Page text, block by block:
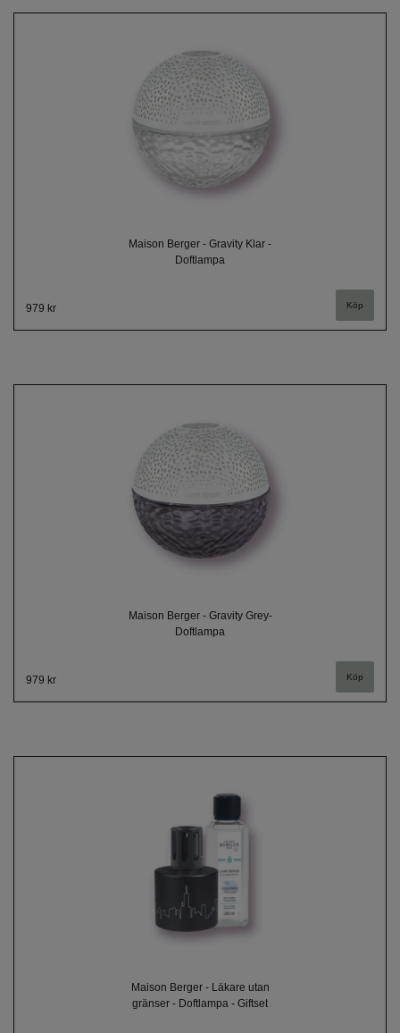
Maison Berger - Gravity Klar -
Doftlampa
979 kr
Maison Berger - Gravity Grey-
Doftlampa
979 kr
Maison Berger - Läkare utan
gränser - Doftlampa - Giftset